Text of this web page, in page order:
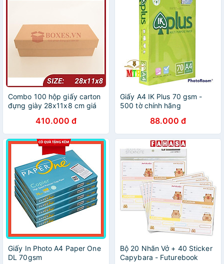
Combo 100 hộp giấy carton
đựng giày 28x11x8 cm giá
410.000 đ
Giấy A4 IK Plus 70 gsm -
500 tờ chính hãng
88.000 đ
Giấy In Photo A4 Paper One
DL 70gsm
Bộ 20 Nhãn Vở + 40 Sticker
Capybara - Futurebook